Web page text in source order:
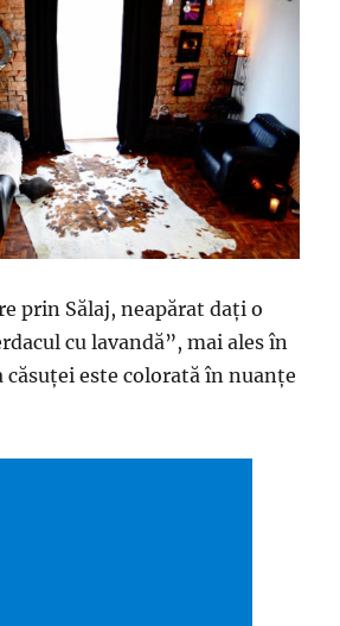
prin Sălaj, neapărat dați o
cu lavandă”, mai ales în
căsuței este colorată în nuanțe